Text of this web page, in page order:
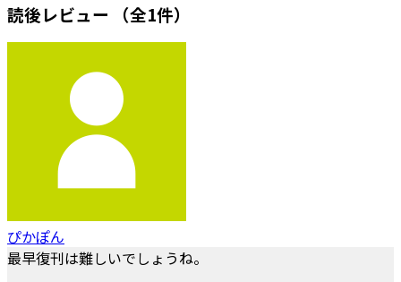
読後レビュー （全1件）
ぴかぽん
最早復刊は難しいでしょうね。